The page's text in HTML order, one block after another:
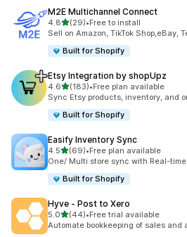
M2E Multichannel Connect
4.8เต็ม 5 ดาว
(29)
ทั้งหมด 29 รีวิว
•Free to install
Sell on Amazon, TikTok Shop,eBay,
Built for Shopify
Etsy Integration by shopUpz
4.6เต็ม 5 ดาว
(183)
ทั้งหมด 183 รีวิว
•Free plan available
Sync Etsy products, inventory, and
Built for Shopify
Easify Inventory Sync
4.5เต็ม 5 ดาว
(69)
ทั้งหมด 69 รีวิว
•Free plan available
One/ Multi store sync with Real-
Built for Shopify
Hyve ‑ Post to Xero
5.0เต็ม 5 ดาว
(44)
ทั้งหมด 44 รีวิว
•Free trial available
Automate bookkeeping of sales and